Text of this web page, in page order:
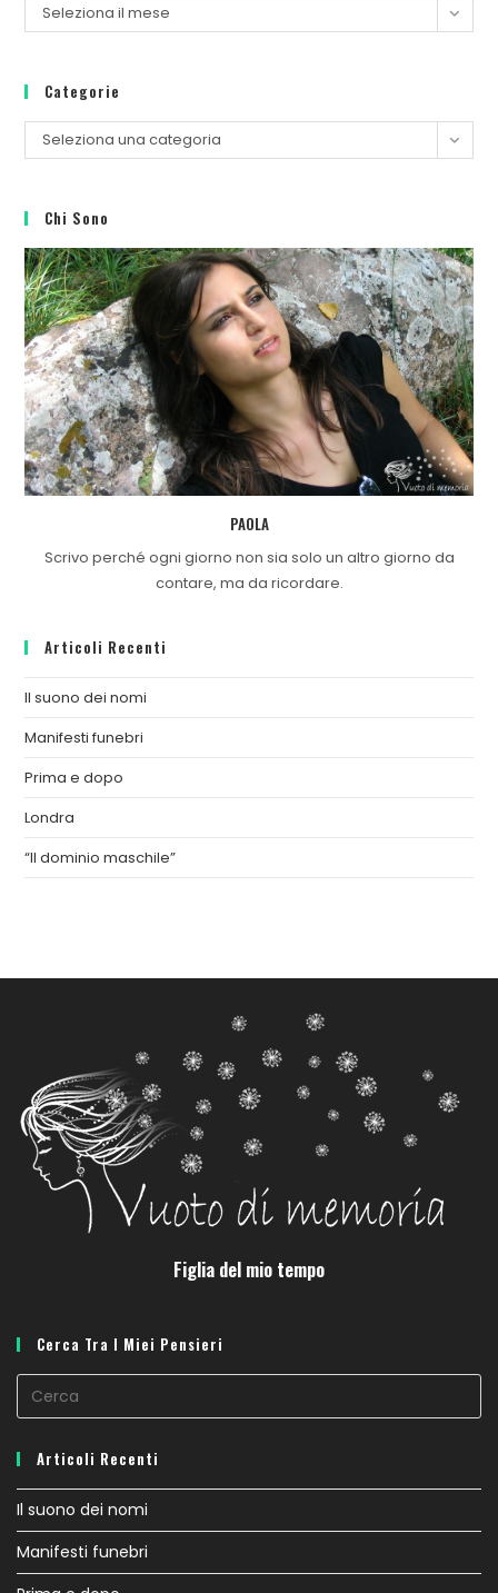
Seleziona il mese
Categorie
Seleziona una categoria
Chi Sono
PAOLA
Scrivo perché ogni giorno non sia solo un altro giorno da
contare, ma da ricordare.
Articoli Recenti
Il suono dei nomi
Manifesti funebri
Prima e dopo
Londra
“Il dominio maschile”
Figlia del mio tempo
Cerca Tra I Miei Pensieri
Articoli Recenti
Il suono dei nomi
Manifesti funebri